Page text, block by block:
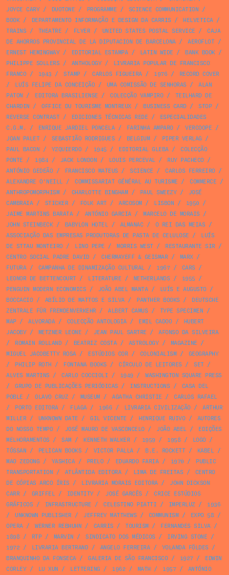
JOYCE CARY/ DUOTONE / PROGRAMME / SCIENCE COMMUNICATION /
BOOK/ DEPARTAMENTO INFORMAÇÃO E DESIGN DA CARRIS / HELVETICA/
TRAINS / THEATRE / FLYER/ UNITED STATES POSTAL SERVICE /
CAJA
DE AHORROS PROVINCIAL DE LA DIPUTACION DE BARCELONA/ AEROFLOT/
ERNEST HEMINGWAY/ EDITORIAL ESTAMPA/ LATIN WIDE / BANK BOOK/
PHILIPPE SOLLERS / ANTHOLOGY/
LIVRARIA POPULAR DE FRANCISCO
FRANCO/ 1943 / STAMP/ CARLOS FIGUEIRA/ 1976 /
RECORD COVER
/
LUÍS FELIPE DA CONCEIÇÃO/ UMA COMISSÃO DE SENHORAS /
ALAN
PATON / EDITORA BRASILIENSE / COLECÇÃO VAMPIRO/
TEILHARD DE
CHARDIN / OFFICE DU TOURISME MONTREUX/ BUSINESS CARD/ STOP/
REVERSE CONTRAST/ EDICIONES TÉCNICAS REDE /
ESPECIALIDADES
C.G.M. / ENRIQUE JARDIEL PONCELA/ FARINHA AMPARO/ VERCOOPE /
JOAN PALET/ SEBASTIÃO RODRIGUES / BELGIUM/ PIPER VERLAG /
PAUL BACON / YZQUIERDO/ 1945 / EDITORIAL GLEBA/
COLECÇÃO
PONTE / 1984/ JACK LONDON / LOUIS PERCEVAL/ RUY PACHECO/
ANTÓNIO GEDEÃO/ FRANCISCO MATEUS / SCIENCE / CARLOS FERREIRO/
ALEXANDRE O'NEILL/ COMMISSARIAT GÉNÉRAL AU TURISME / COMMERCE /
ANTHROPOMORPHISM/ CHARLOTTE BINGHAM/ PAUL SWEEZY/
JOSÉ
CAMBRAIA/ STICKER/ FOLK ART/ ARCOSOM/ LISBON / 1950 /
JAIME MARTINS BARATA/ ANTÓNIO GARCIA/ MARCELO DE MORAIS /
JOHN STEINBECK/ BABYLON HOTEL/ ALMANAC / O REI DAS MEIAS /
ASSOCIAÇÃO DAS EMPRESAS PRODUTORAS DE PASTA DE CELULOSE /
LUÍS
DE STTAU MONTEIRO/ LINO PEPE / MORRIS WEST/ RESTAURANTE SIR/
CENTRO SOCIAL PADRE DAVID/ CHERMAYEFF & GEISMAR/ MARX/
FUTURA/ CAMPANHA DE DINAMIZAÇÃO CULTURAL/ 1967/ CARS /
LEONOR DE BETTENCOURT/ LITERATURE / NETHERLANDS / 1955 /
PENGUIN MODERN ECONOMICS / JOÃO ABEL MANTA/ LUÍS E AUGUSTO/
BOCCACIO/ ABÍLIO DE MATTOS E SILVA/ PANTHER BOOKS /
DEUTSCHE
ZENTRALE FÜR FREMDENVERKEHR/ ALBERT CAMUS / TYPE SPECIMEN /
MAP/ ALVORADA/ COLECÇÃO ANTOLOGIA/ EMIL CADOO/
HUBERT
JACOBY/ METZNER LEONE / JEAN PAUL SARTRE /
AFONSO DA SILVEIRA
/
ROMAIN ROLLAND/ BEATRIZ COSTA/ ASTROLOGY/ MAGAZINE /
MIGUEL JACOBETTY ROSA/ ESTÚDIOS COR/ COLONIALISM/
GEOGRAPHY
/
PHILIP ROTH / FONTANA BOOKS / CÍRCULO DE LEITORES / SET/
ALVES MARTINS / CARLO COCCIOLI / 1949 /
WASHINGTON SQUARE PRESS
/
GRUPO DE PUBLICAÇÕES PERIÓDICAS / INSTRUCTIONS /
CASA DEL
POBLE / OLAVO CRUZ / MUSEUM/ AGATHA CHRISTIE /
CARLOS RAFAEL
/
PORTO EDITORA/ FLAGA/ 1966 / LIVRARIA CIVILIZAÇÃO/
ARTHUR
MILLER/ UNKNOWN DATE / GIL VICENTE / HENRIQUE RUIVO/
AUTORES
DO NOSSO TEMPO/ JOSÉ MAURO DE VASCONCELO/ JOÃO ABEL/
EDIÇÕES
MELHORAMENTOS / SAM/ KENNETH WALKER/ 1959 / 1958 / LOGO/
TÓSSAN / PELICAN BOOKS / VICTOR PALLA/ B.E. ROCKETT/ KABEL/
MAO ZEDONG / YASHICA/ PRELO/ EDUARDO FARIA/ 1970 /
PUBLIC
TRANSPORTATION / ATLÂNTIDA EDITORA/ LIMA DE FREITAS /
CENTRO
DE CÓPIAS ARCO ÍRIS / LIVRARIA MORAIS EDITORA/
JOHN DICKSON
CARR/ GRIFFEL/ IDENTITY/ JOSÉ GARCÊS /
CRICE ESTÚDIOS
GRÁFICOS / INFRASTRUCTURE / CELESTINO PIATTI / IMPERLUZ /
1936
/
UNKNOWN PUBLISHER/ JEFFREY MATTHEWS / COMMUNISM/ EXPO 58 /
OPERA/ WERNER REBHUHN / CARRIS / TOURISM/ FERNANDES SILVA/
1898 / RTP/ MARVIN / SINDICATO DOS MÉDICOS / IRVING STONE /
1972 / LIVRARIA BERTRAND/ ANGELO FERREIRA/ YOLANDA FÖLDES /
BRANQUINHO DA FONSECA/ GALERIA DE SÃO FRANCISCO/ 1927/
EDWIN
CORLEY/ LU XUN / LETTERING / 1962 / MATH / 1957/
ANTÓNIO